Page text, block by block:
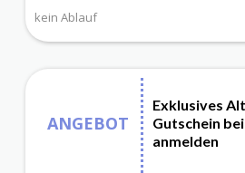
kein Ablauf
ANGEBOT
Exklusives
Gutschein
anmelden